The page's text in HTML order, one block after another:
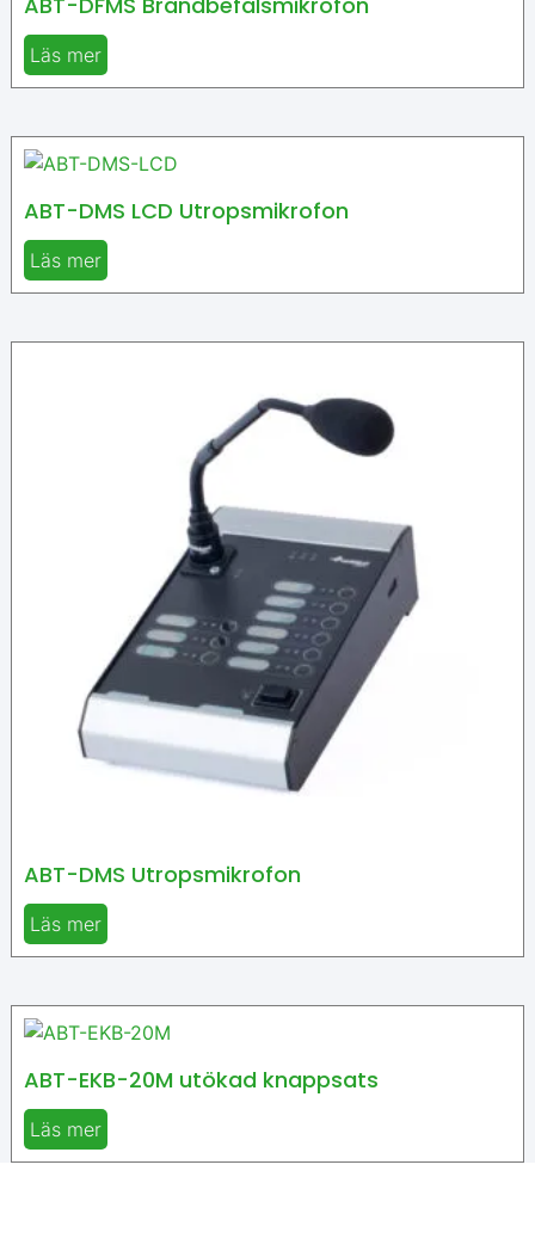
Läs mer
ABT-DMS LCD Utropsmikrofon
Läs mer
ABT-DMS Utropsmikrofon
Läs mer
ABT-EKB-20M utökad knappsats
Läs mer